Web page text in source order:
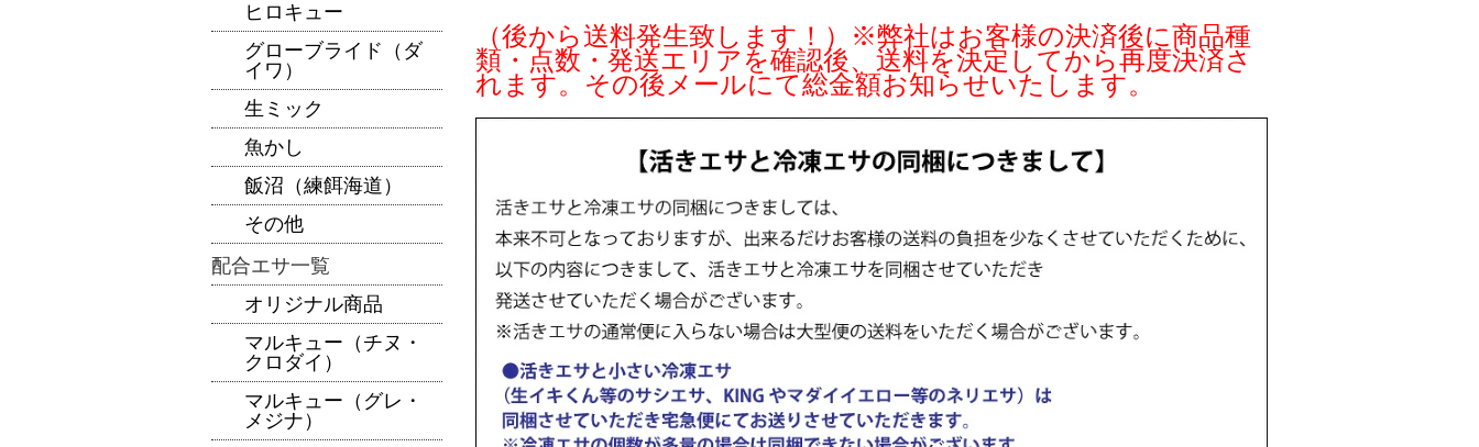
（後から送料発生致します！）※弊社はお客様の決済後に商品種
類・点数・発送エリアを確認後、送料を決定してから再度決済さ
れます。その後メールにて総金額お知らせいたします。
ヒロキュー
グローブライド（ダ
イワ）
生ミック
魚かし
飯沼（練餌海道）
その他
配合エサ一覧
オリジナル商品
マルキュー（チヌ・
クロダイ）
マルキュー（グレ・
メジナ）